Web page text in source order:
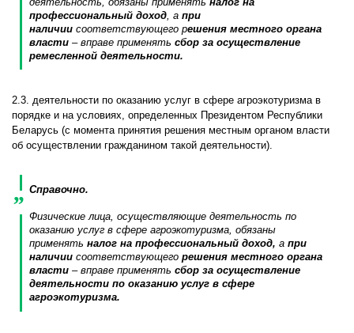
профессиональный доход , апри
наличии соответствующего решения местного органа
власти – вправе применятьсбор за осуществление
ремесленной деятельности.
2.3. деятельности по оказанию услуг в сфере агроэкотуризма в
порядке и на условиях, определенных Президентом Республики
Беларусь (с момента принятия решения местным органом власти
об осуществлении гражданином такой деятельности).
Справочно.
Физические лица, осуществляющие деятельность по
оказанию услуг в сфере агроэкотуризма, обязаны
применятьналог на профессиональный доход, апри
наличиисоответствующегорешения местного органа
власти– вправе применятьсбор за осуществление
деятельности по оказанию услуг в сфере
агроэкотуризма.